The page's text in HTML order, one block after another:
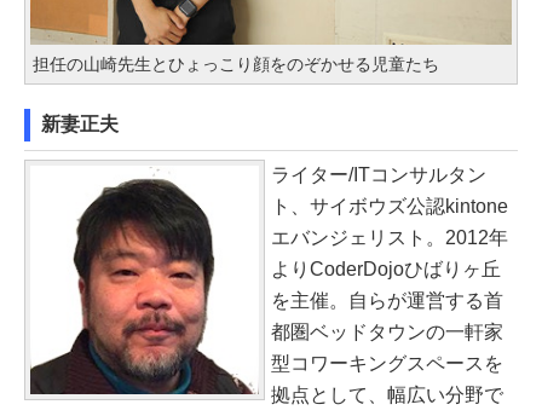
担任の山崎先生とひょっこり顔をのぞかせる児童たち
新妻正夫
ライター/ITコンサルタン
ト、サイボウズ公認kintone
エバンジェリスト。2012年
よりCoderDojoひばりヶ丘
を主催。自らが運営する首
都圏ベッドタウンの一軒家
型コワーキングスペースを
拠点として、幅広い分野で